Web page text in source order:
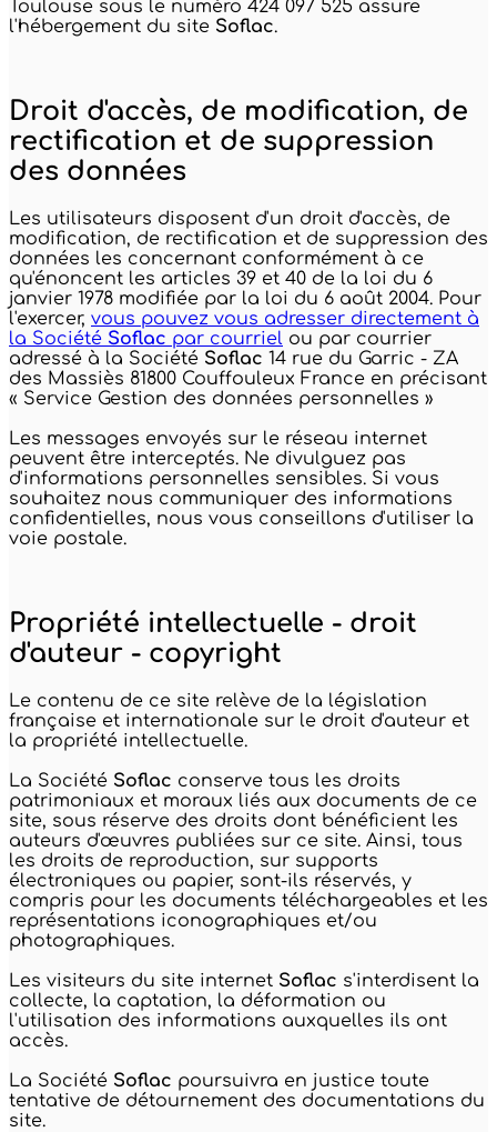
Toulouse sous le numéro 424 097 525 assure
l'hébergement du site Soflac.
Droit d'accès, de modification, de
rectification et de suppression
des données
Les utilisateurs disposent d'un droit d'accès, de
modification, de rectification et de suppression des
données les concernant conformément à ce
qu'énoncent les articles 39 et 40 de la loi du 6
janvier 1978 modifiée par la loi du 6 août 2004. Pour
l'exercer, vous pouvez vous adresser directement à
la Société Soflac par courriel ou par courrier
adressé à la Société Soflac 14 rue du Garric - ZA
des Massiès 81800 Couffouleux France en précisant
« Service Gestion des données personnelles »
Les messages envoyés sur le réseau internet
peuvent être interceptés. Ne divulguez pas
d'informations personnelles sensibles. Si vous
souhaitez nous communiquer des informations
confidentielles, nous vous conseillons d'utiliser la
voie postale.
Propriété intellectuelle - droit
d'auteur - copyright
Le contenu de ce site relève de la législation
française et internationale sur le droit d'auteur et
la propriété intellectuelle.
La Société Soflac conserve tous les droits
patrimoniaux et moraux liés aux documents de ce
site, sous réserve des droits dont bénéficient les
auteurs d'œuvres publiées sur ce site. Ainsi, tous
les droits de reproduction, sur supports
électroniques ou papier, sont-ils réservés, y
compris pour les documents téléchargeables et les
représentations iconographiques et/ou
photographiques.
Les visiteurs du site internet Soflac s'interdisent la
collecte, la captation, la déformation ou
l'utilisation des informations auxquelles ils ont
accès.
La Société Soflac poursuivra en justice toute
tentative de détournement des documentations du
site.